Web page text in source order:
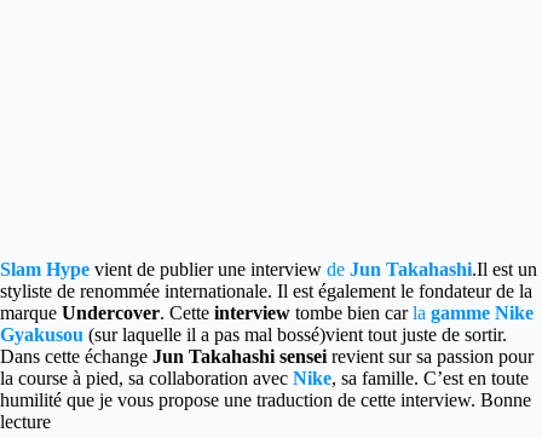
Slam Hype vient de publier une interview de Jun Takahashi.Il est un
styliste de renommée internationale. Il est également le fondateur de la
marque Undercover. Cette interview tombe bien carla gamme Nike
Gyakusou (sur laquelle il a pas mal bossé)vient tout juste de sortir.
Dans cette échange Jun Takahashi sensei revient sur sa passion pour
la course à pied, sa collaboration avec Nike, sa famille. C’est en toute
humilité que je vous propose une traduction de cette interview. Bonne
lecture